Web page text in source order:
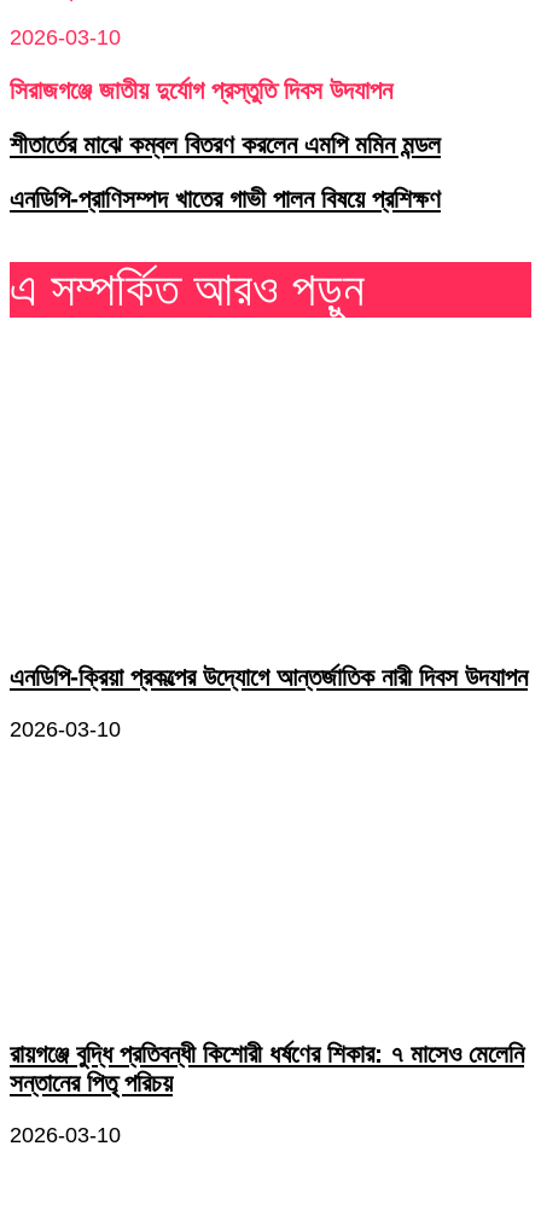
2026-03-10
সিরাজগঞ্জে জাতীয় দুর্যোগ প্রস্তুতি দিবস উদযাপন
শীতার্তের মাঝে কম্বল বিতরণ করলেন এমপি মমিন মন্ডল
এনডিপি-প্রাণিসম্পদ খাতের গাভী পালন বিষয়ে প্রশিক্ষণ
এ সম্পর্কিত আরও পড়ুন
এনডিপি-ক্রিয়া প্রকল্পের উদ্যোগে আন্তর্জাতিক নারী দিবস উদযাপন
2026-03-10
রায়গঞ্জে বুদ্ধি প্রতিবন্ধী কিশোরী ধর্ষণের শিকার: ৭ মাসেও মেলেনি
সন্তানের পিতৃ পরিচয়
2026-03-10